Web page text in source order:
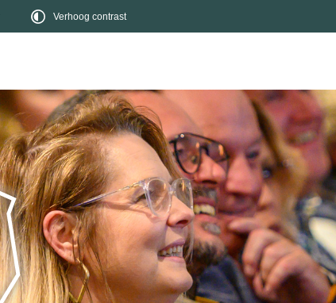
Verhoog contrast